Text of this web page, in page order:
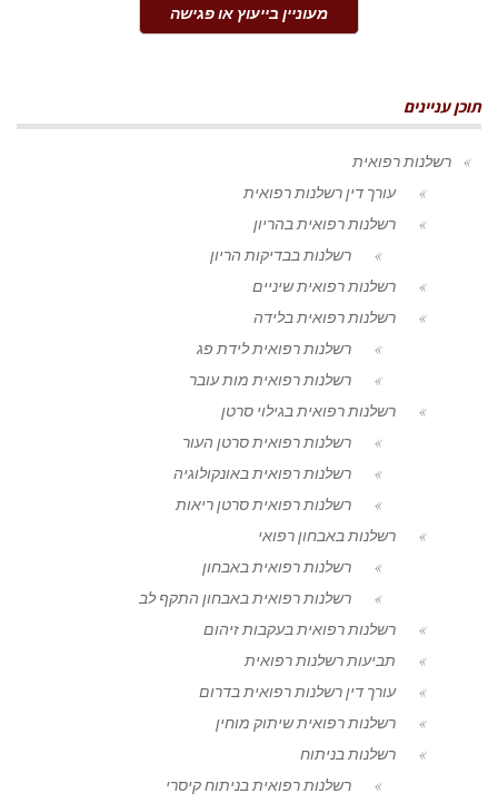
מעוניין בייעוץ או פגישה
תוכן עניינים
רשלנות רפואית
עורך דין רשלנות רפואית
רשלנות רפואית בהריון
רשלנות בבדיקות הריון
רשלנות רפואית שיניים
רשלנות רפואית בלידה
רשלנות רפואית לידת פג
רשלנות רפואית מות עובר
רשלנות רפואית בגילוי סרטן
רשלנות רפואית סרטן העור
רשלנות רפואית באונקולוגיה
רשלנות רפואית סרטן ריאות
רשלנות באבחון רפואי
רשלנות רפואית באבחון
רשלנות רפואית באבחון התקף לב
רשלנות רפואית בעקבות זיהום
תביעות רשלנות רפואית
עורך דין רשלנות רפואית בדרום
רשלנות רפואית שיתוק מוחין
רשלנות בניתוח
רשלנות רפואית בניתוח קיסרי